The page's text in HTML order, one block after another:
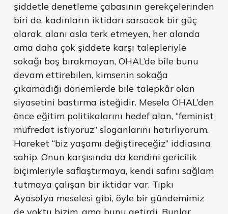
şiddetle denetleme çabasının gerekçelerinden
biri de, kadınların iktidarı sarsacak bir güç
olarak, alanı asla terk etmeyen, her alanda
ama daha çok şiddete karşı talepleriyle
sokağı boş bırakmayan, OHAL’de bile bunu
devam ettirebilen, kimsenin sokağa
çıkamadığı dönemlerde bile talepkâr olan
siyasetini bastırma isteğidir. Mesela OHAL’den
önce eğitim politikalarını hedef alan, “feminist
müfredat istiyoruz” sloganlarını hatırlıyorum.
Hareket “biz yaşamı değiştireceğiz” iddiasına
sahip. Onun karşısında da kendini gericilik
biçimleriyle saflaştırmaya, kendi safını sağlam
tutmaya çalışan bir iktidar var. Tıpkı
Ayasofya meselesi gibi, öyle bir gündemimiz